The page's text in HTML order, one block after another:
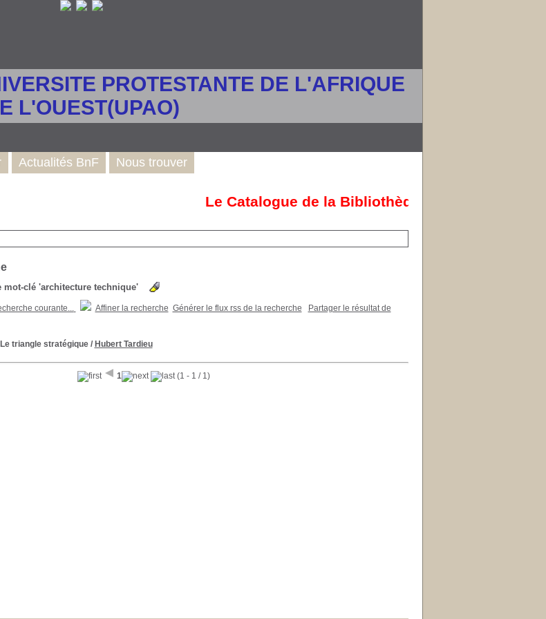
PROTESTANTE DE L'AFRIQUE
L'OUEST(UPAO)
Le Catalogue de la Bibliothèque de l'UPAO en
mot-clé 'architecture technique'
Affiner la recherche Générer le flux rss de la recherche
Partager le résultat de
Le triangle stratégique/ Hubert Tardieu
1 (1 - 1 / 1)
Actualités BnF Nous trouver